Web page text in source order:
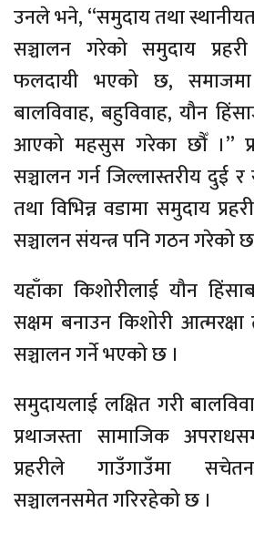
उनले भने, “समुदाय तथा
सञ्चालन गरेको समुदाय प्रहरी
फलदायी भएको छ,
बालविवाह, बहुविवाह, यौन
आएको महसुस गरेका छौँ ।”
सञ्चालन गर्न जिल्लास्तरीय दुई
तथा विभिन्न वडामा समुदाय
सञ्चालन संयन्त्र पनि गठन गरेको
यहाँका किशोरीलाई यौन
सक्षम बनाउन किशोरी आत्मरक्षा
सञ्चालन गर्ने भएको छ ।
समुदायलाई लक्षित गरी
प्रथाजस्ता सामाजिक
प्रहरीले गाउँगाउँमा
सञ्चालनसमेत गरिरहेको छ ।